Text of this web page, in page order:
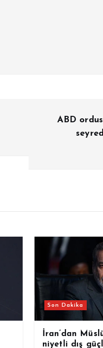
ABD
Son Dakika
İran’dan
niyetli dış